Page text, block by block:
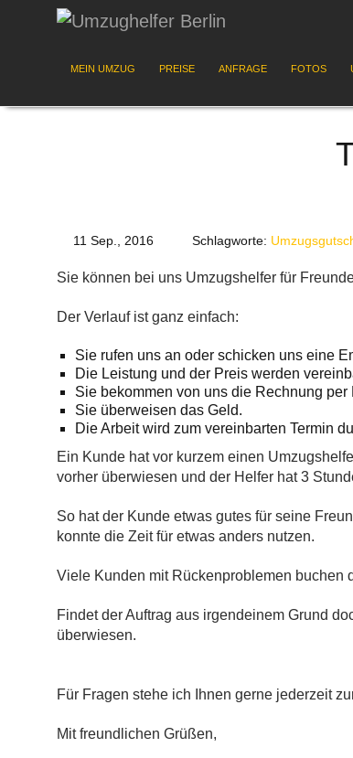
MEIN UMZUG PREISE ANFRAGE FOTOS
11 Sep., 2016 Schlagworte:
Sie können bei uns Umzugshelfer für
Der Verlauf ist ganz einfach:
Sie rufen uns an oder schicken uns eine
Die Leistung und der Preis werden
Sie bekommen von uns die Rechnung per
Sie überweisen das Geld.
Die Arbeit wird zum vereinbarten Termin
Ein Kunde hat vor kurzem einen
vorher überwiesen und der Helfer hat 3
So hat der Kunde etwas gutes für seine
konnte die Zeit für etwas anders nutzen.
Viele Kunden mit Rückenproblemen buchen
Findet der Auftrag aus irgendeinem Grund
überwiesen.
Für Fragen stehe ich Ihnen gerne jederzeit
Mit freundlichen Grüßen,